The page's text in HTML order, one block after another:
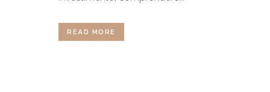
READ MORE